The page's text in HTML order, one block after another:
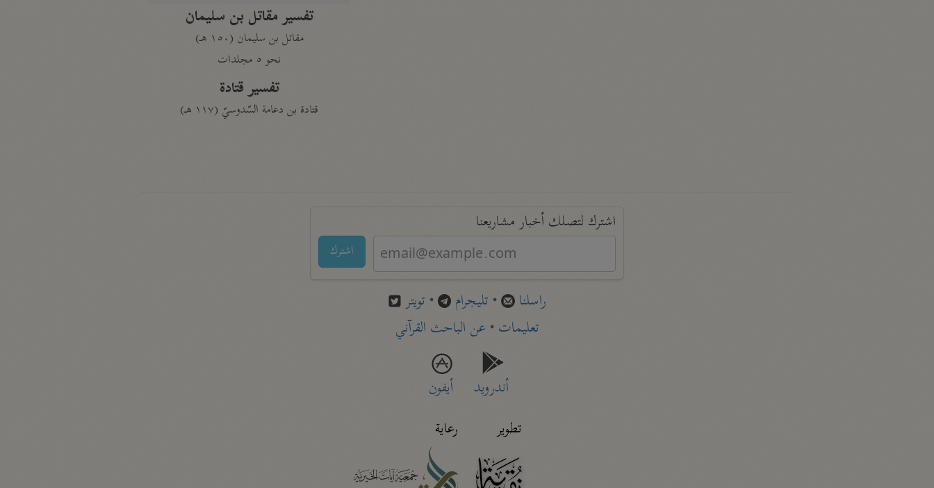
تفسير مقاتل بن سليمان
مقاتل بن سليمان (١٥٠ هـ)
نحو ٥ مجلدات
تفسير قتادة
قتادة بن دعامة السّدوسيّ (١١٧ هـ)
اشترك لتصلك أخبار مشاريعنا
اشترك
راسلنا • تليجرام • تويتر
تعليمات• عن الباحث القرآني
أندرويد
أيفون
تطوير
رعاية